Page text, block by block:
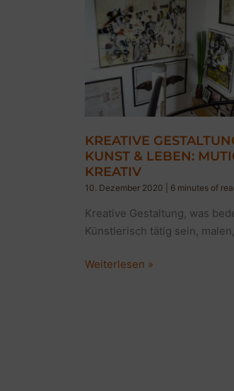
KREATIVE
KUNST & LEBEN:
KREATIV
10. Dezember 2020 6 minutes of
Kreative Gestaltung, was
Künstlerisch tätig sein,
KREATIVE
Weiterlesen »